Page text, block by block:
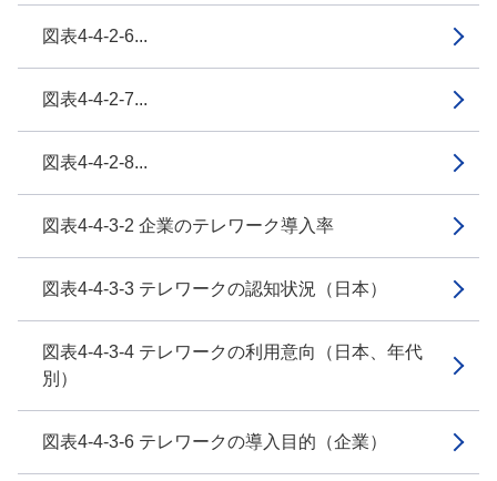
図表4-4-2-6...
図表4-4-2-7...
図表4-4-2-8...
図表4-4-3-2 企業のテレワーク導入率
図表4-4-3-3 テレワークの認知状況（日本）
図表4-4-3-4 テレワークの利用意向（日本、年代
別）
図表4-4-3-6 テレワークの導入目的（企業）